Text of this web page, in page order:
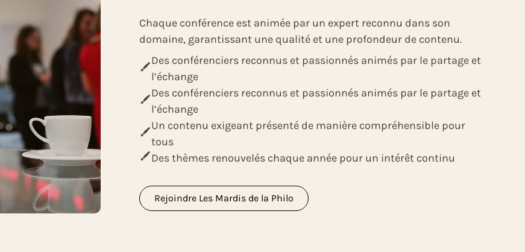
Chaque conférence est animée par un expert reconnu dans son
domaine, garantissant une qualité et une profondeur de contenu.
Des conférenciers reconnus et passionnés animés par le partage et
l’échange
Des conférenciers reconnus et passionnés animés par le partage et
l’échange
Un contenu exigeant présenté de manière compréhensible pour
tous
Des thèmes renouvelés chaque année pour un intérêt continu
Rejoindre Les Mardis de la Philo